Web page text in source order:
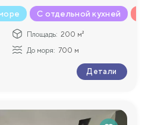
С отдельной кухней
Площадь: 200 м²
До моря: 700 м
Детали